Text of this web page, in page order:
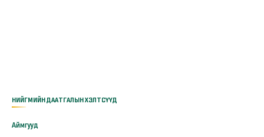
НИЙГМИЙН ДААТГАЛЫН ХЭЛТСҮҮД
Аймгууд